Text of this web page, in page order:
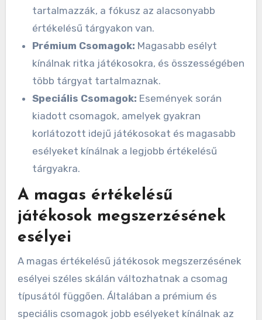
tartalmazzák, a fókusz az alacsonyabb
értékelésű tárgyakon van.
Prémium Csomagok: Magasabb esélyt
kínálnak ritka játékosokra, és összességében
több tárgyat tartalmaznak.
Speciális Csomagok: Események során
kiadott csomagok, amelyek gyakran
korlátozott idejű játékosokat és magasabb
esélyeket kínálnak a legjobb értékelésű
tárgyakra.
A magas értékelésű
játékosok megszerzésének
esélyei
A magas értékelésű játékosok megszerzésének
esélyei széles skálán változhatnak a csomag
típusától függően. Általában a prémium és
speciális csomagok jobb esélyeket kínálnak az